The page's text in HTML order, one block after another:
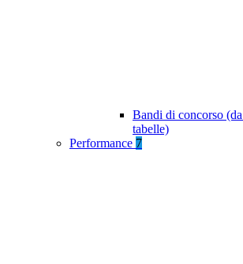
Bandi di concorso
tabelle)
Performance 7